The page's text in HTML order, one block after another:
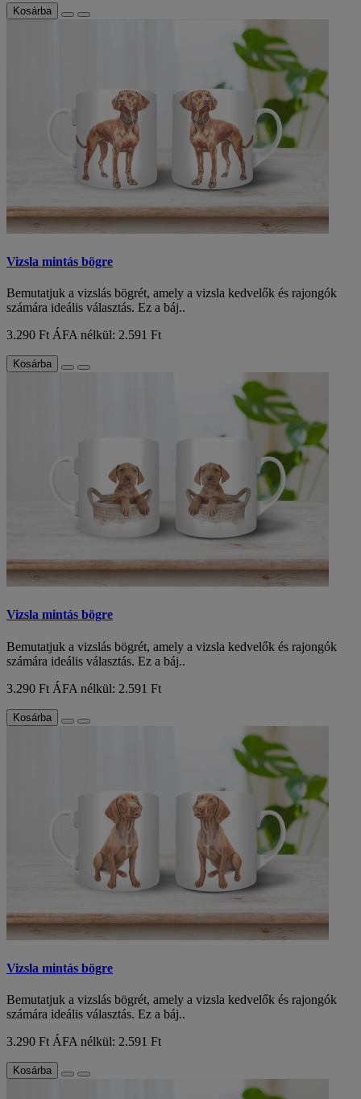
Kosárba
Vizsla mintás bögre
Bemutatjuk a vizslás bögrét, amely a vizsla kedvelők és rajongók
számára ideális választás. Ez a báj..
3.290 Ft ÁFA nélkül: 2.591 Ft
Kosárba
Vizsla mintás bögre
Bemutatjuk a vizslás bögrét, amely a vizsla kedvelők és rajongók
számára ideális választás. Ez a báj..
3.290 Ft ÁFA nélkül: 2.591 Ft
Kosárba
Vizsla mintás bögre
Bemutatjuk a vizslás bögrét, amely a vizsla kedvelők és rajongók
számára ideális választás. Ez a báj..
3.290 Ft ÁFA nélkül: 2.591 Ft
Kosárba